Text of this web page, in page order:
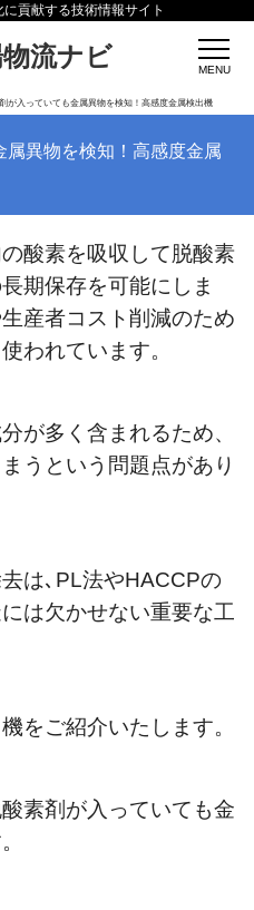
貢献する技術情報サイト
流ナビ
が入っていても金属異物を検知！高感度金属検出機
属異物を検知！高感度金属
酸素を吸収して脱酸素
期保存を可能にしま
産者コスト削減のため
われています。
が多く含まれるため、
うという問題点があり
は､PL法やHACCPの
は欠かせない重要な工
をご紹介いたします。
素剤が入っていても金